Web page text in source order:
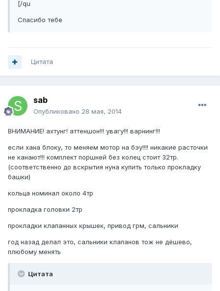
[/qu
Спасибо тебе
Цитата
sab
Опубликовано 28 мая, 2014
ВНИМАНИЕ! ахтунг! аттеншон!!! увагу!!! варнинг!!!
если хана блоку, то меняем мотор на бэу!!!! никакие расточки
не канают!!! комплект поршней без колец стоит 32тр.
(соответственно до вскрытия нуна купить только прокладку
башки)
кольца номинал около 4тр
прокладка головки 2тр
прокладки клапанных крышек, привод грм, сальники
год назад делал это, сальники клапанов тож не дёшево,
плюбому менять
Цитата